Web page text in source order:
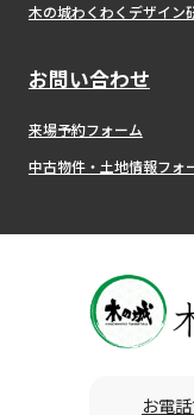
木の城わくわくデザイン
お問い合わせ
来場予約フォーム
中古物件・土地情報フォ
お電